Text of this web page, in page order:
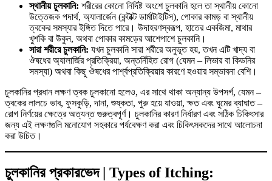
স্থানীয় চুলকানি: শরীরের কোনো নির্দিষ্ট অংশে চুলকানি হলে তা স্থানীয় কোনো
উত্তেজক পদার্থ, অ্যালার্জেন (কন্টাক্ট ডার্মাটাইটিস), পোকার কামড় বা স্থানীয়
ত্বকের সমস্যার ইঙ্গিত দিতে পারে। উদাহরণস্বরূপ, হাতের একজিমা, মাথার
খুশকি বা উকুন, অথবা পোকার কামড়ের আশেপাশে চুলকানি।
সারা শরীরে চুলকানি: যখন চুলকানি সারা শরীরে অনুভূত হয়, তখন এটি খাদ্য বা
ঔষধের অ্যালার্জির প্রতিক্রিয়া, অন্তর্নিহিত রোগ (যেমন – লিভার বা কিডনির
সমস্যা) অথবা কিছু ঔষধের পার্শ্বপ্রতিক্রিয়ার কারণে হওয়ার সম্ভাবনা বেশি।
চুলকানির প্রধান লক্ষণ ত্বক চুলকানো হলেও, এর সাথে থাকা অন্যান্য উপসর্গ, যেমন –
ত্বকের লালচে ভাব, ফুসকুড়ি, দানা, শুষ্কতা, পুরু হয়ে যাওয়া, ক্ষত এবং ঘুমের ব্যাঘাত –
রোগ নির্ণয়ের ক্ষেত্রে অত্যন্ত গুরুত্বপূর্ণ। চুলকানির কারণ নির্ধারণ এবং সঠিক চিকিৎসার
জন্য এই লক্ষণগুলি মনোযোগ সহকারে পর্যবেক্ষণ করা এবং চিকিৎসকদের সাথে আলোচনা
করা উচিত।
চুলকানির প্রকারভেদ | Types of Itching: